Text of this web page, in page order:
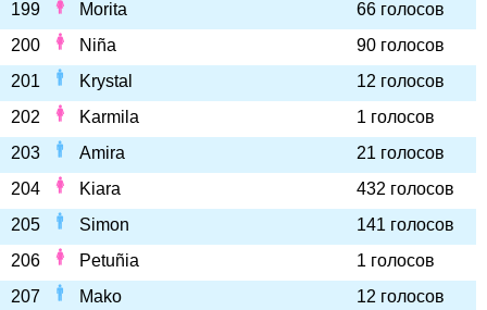
199
Morita
66 голосов
200
Niña
90 голосов
201
Krystal
12 голосов
202
Karmila
1 голосов
203
Amira
21 голосов
204
Kiara
432 голосов
205
Simon
141 голосов
206
Petuñia
1 голосов
207
Mako
12 голосов